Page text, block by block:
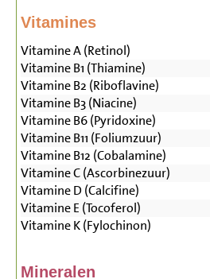
Vitamines
Vitamine A (Retinol)
Vitamine B1 (Thiamine)
Vitamine B2 (Riboflavine)
Vitamine B3 (Niacine)
Vitamine B6 (Pyridoxine)
Vitamine B11 (Foliumzuur)
Vitamine B12 (Cobalamine)
Vitamine C (Ascorbinezuur)
Vitamine D (Calcifine)
Vitamine E (Tocoferol)
Vitamine K (Fylochinon)
Mineralen